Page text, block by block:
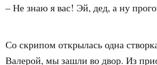
– Не знаю я вас! Эй, дед, а ну
Со скрипом открылась одна
Валерой, мы зашли во двор. Из